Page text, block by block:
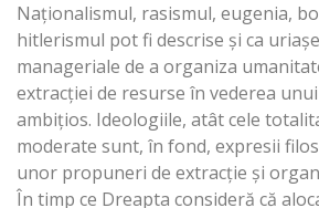
Naționalismul, rasismul, eugenia,
hitlerismul pot fi descrise și ca
manageriale de a organiza
extracției de resurse în vederea
ambițios. Ideologiile, atât cele
moderate sunt, în fond, expresii
unor propuneri de extracție și
În timp ce Dreapta consideră că